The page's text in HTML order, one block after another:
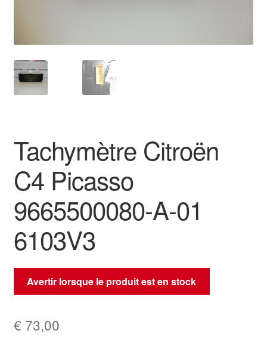
Politique de confidentialité
Procédure de Réclamation
Tachymètre Citroën
C4 Picasso
9665500080-A-01
6103V3
Avertir lorsque le produit est en stock
€ 73,00